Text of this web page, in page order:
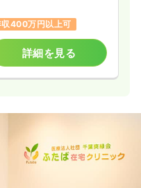
収400万円以上可
詳細を見る